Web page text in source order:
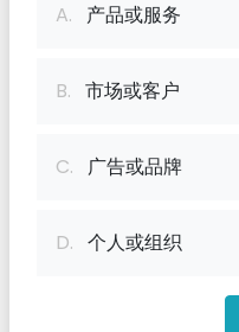
A. 产品或服务
B. 市场或客户
C. 广告或品牌
D. 个人或组织